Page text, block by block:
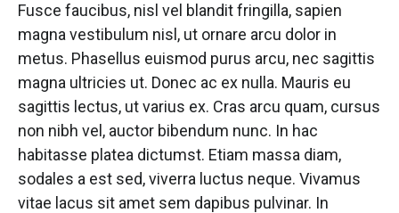
Fusce faucibus, nisl vel blandit fringilla, sapien
magna vestibulum nisl, ut ornare arcu dolor in
metus. Phasellus euismod purus arcu, nec sagittis
magna ultricies ut. Donec ac ex nulla. Mauris eu
sagittis lectus, ut varius ex. Cras arcu quam, cursus
non nibh vel, auctor bibendum nunc. In hac
habitasse platea dictumst. Etiam massa diam,
sodales a est sed, viverra luctus neque. Vivamus
vitae lacus sit amet sem dapibus pulvinar. In